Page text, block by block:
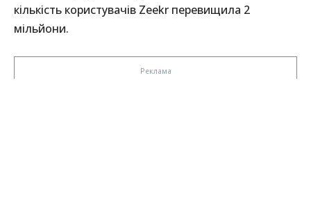
кількість користувачів Zeekr перевищила 2
мільйони.